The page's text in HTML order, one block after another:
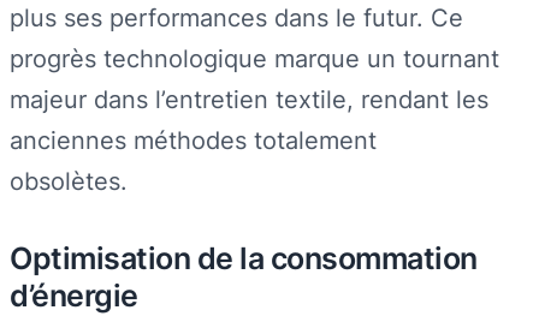
plus ses performances dans le futur. Ce
progrès technologique marque un tournant
majeur dans l’entretien textile, rendant les
anciennes méthodes totalement
obsolètes.
Optimisation de la consommation
d’énergie